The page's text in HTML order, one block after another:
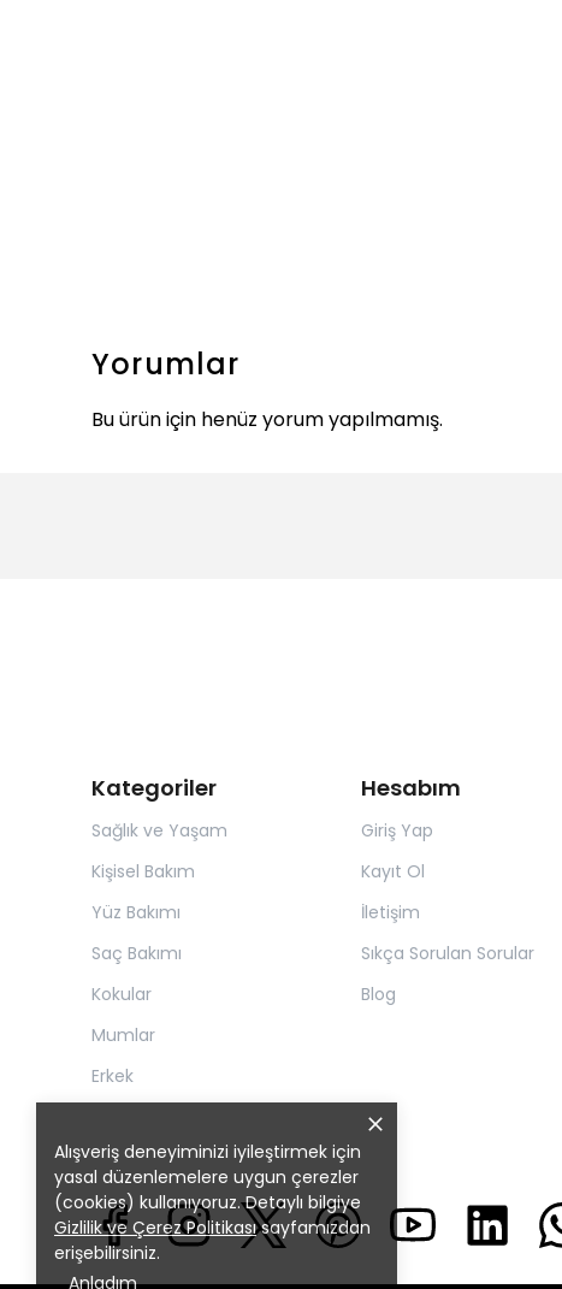
Alışveriş deneyiminizi iyileştirmek için
yasal düzenlemelere uygun çerezler
(cookies) kullanıyoruz. Detaylı bilgiye
Gizlilik ve Çerez Politikası sayfamızdan
erişebilirsiniz.
Anladım
Yorumlar
Bu ürün için henüz yorum yapılmamış.
Kategoriler
Sağlık ve Yaşam
Kişisel Bakım
Yüz Bakımı
Saç Bakımı
Kokular
Mumlar
Erkek
Hesabım
Giriş Yap
Kayıt Ol
İletişim
Sıkça Sorulan Sorular
Blog